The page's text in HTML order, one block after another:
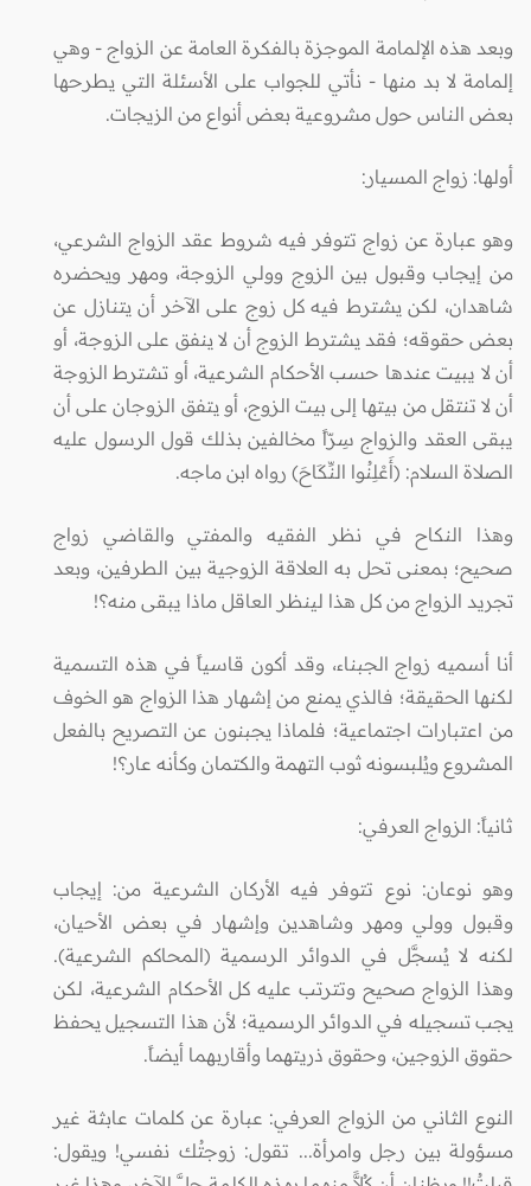
وبعد هذه الإلمامة الموجزة بالفكرة العامة عن الزواج - وهي
إلمامة لا بد منها - نأتي للجواب على الأسئلة التي يطرحها
بعض الناس حول مشروعية بعض أنواع من الزيجات.
أولها: زواج المسيار:
وهو عبارة عن زواج تتوفر فيه شروط عقد الزواج الشرعي،
من إيجاب وقبول بين الزوج وولي الزوجة، ومهر ويحضره
شاهدان، لكن يشترط فيه كل زوج على الآخر أن يتنازل عن
بعض حقوقه؛ فقد يشترط الزوج أن لا ينفق على الزوجة، أو
أن لا يبيت عندها حسب الأحكام الشرعية، أو تشترط الزوجة
أن لا تنتقل من بيتها إلى بيت الزوج، أو يتفق الزوجان على أن
يبقى العقد والزواج سِرّاً مخالفين بذلك قول الرسول عليه
الصلاة السلام: (أَعْلِنُوا النِّكَاحَ) رواه ابن ماجه.
وهذا النكاح في نظر الفقيه والمفتي والقاضي زواج
صحيح؛ بمعنى تحل به العلاقة الزوجية بين الطرفين، وبعد
تجريد الزواج من كل هذا لينظر العاقل ماذا يبقى منه؟!
أنا أسميه زواج الجبناء، وقد أكون قاسياً في هذه التسمية
لكنها الحقيقة؛ فالذي يمنع من إشهار هذا الزواج هو الخوف
من اعتبارات اجتماعية؛ فلماذا يجبنون عن التصريح بالفعل
المشروع ويُلبسونه ثوب التهمة والكتمان وكأنه عار؟!
ثانياً: الزواج العرفي:
وهو نوعان: نوع تتوفر فيه الأركان الشرعية من: إيجاب
وقبول وولي ومهر وشاهدين وإشهار في بعض الأحيان،
لكنه لا يُسجَّل في الدوائر الرسمية (المحاكم الشرعية).
وهذا الزواج صحيح وتترتب عليه كل الأحكام الشرعية، لكن
يجب تسجيله في الدوائر الرسمية؛ لأن هذا التسجيل يحفظ
حقوق الزوجين، وحقوق ذريتهما وأقاربهما أيضاً.
النوع الثاني من الزواج العرفي: عبارة عن كلمات عابثة غير
مسؤولة بين رجل وامرأة... تقول: زوجتُك نفسي! ويقول: